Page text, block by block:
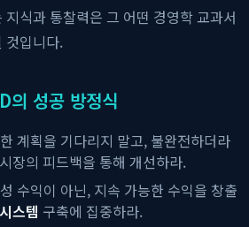
식과 통찰력은 그 어떤 경영학 교과서
것입니다.
의 성공 방정식
계획을 기다리지 말고, 불완전하더라
장의 피드백을 통해 개선하라.
수익이 아닌, 지속 가능한 수익을 창출
스템 구축에 집중하라.